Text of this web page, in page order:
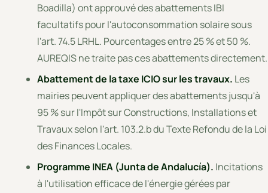
Boadilla) ont approuvé des abattements IBI
facultatifs pour l'autoconsommation solaire sous
l'art. 74.5 LRHL. Pourcentages entre 25 % et 50 %.
AUREQIS ne traite pas ces abattements directement.
Abattement de la taxe ICIO sur les travaux. Les
mairies peuvent appliquer des abattements jusqu'à
95 % sur l'Impôt sur Constructions, Installations et
Travaux selon l'art. 103.2.b du Texte Refondu de la Loi
des Finances Locales.
Programme INEA (Junta de Andalucía). Incitations
à l'utilisation efficace de l'énergie gérées par